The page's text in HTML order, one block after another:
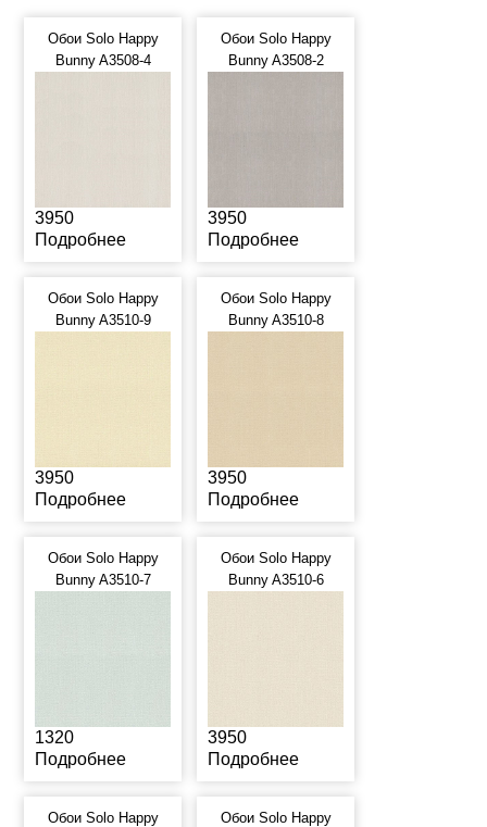
Обои Solo Happy
Bunny A3508-4
3950
Подробнее
Обои Solo Happy
Bunny A3508-2
3950
Подробнее
Обои Solo Happy
Bunny A3510-9
3950
Подробнее
Обои Solo Happy
Bunny A3510-8
3950
Подробнее
Обои Solo Happy
Bunny A3510-7
1320
Подробнее
Обои Solo Happy
Bunny A3510-6
3950
Подробнее
Обои Solo Happy
Обои Solo Happy